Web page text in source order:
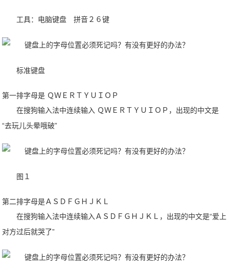
工具：电脑键盘 拼音２６键
标准键盘
第一排字母是 ＱＷＥＲＴＹＵＩＯＰ
在搜狗输入法中连续输入 ＱＷＥＲＴＹＵＩＯＰ，出现的中文是
“去玩儿头晕哦破”
图１
第二排字母是ＡＳＤＦＧＨＪＫＬ
在搜狗输入法中连续输入ＡＳＤＦＧＨＪＫＬ，出现的中文是“爱上
对方过后就哭了”